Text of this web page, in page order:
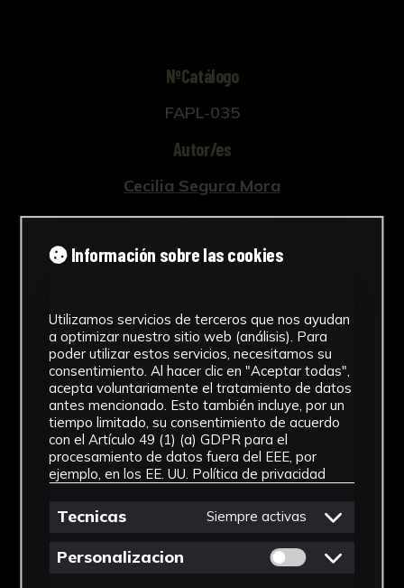
NºCatálogo
FAPL-035
Autor/es
Cecilia Segura Mora
Tipología
Obra Gráfica
2003 - 2004
Ubicación
CICUS. Edificio Madre de Dios
Fondo
Fondo Artes Plásticas
Información sobre las cookies
Utilizamos servicios de terceros que nos ayudan
a optimizar nuestro sitio web (análisis). Para
poder utilizar estos servicios, necesitamos su
consentimiento. Al hacer clic en "Aceptar todas",
acepta voluntariamente el tratamiento de datos
antes mencionado. Esto también incluye, por un
tiempo limitado, su consentimiento de acuerdo
con el Artículo 49 (1) (a) GDPR para el
procesamiento de datos fuera del EEE, por
ejemplo, en los EE. UU. Política de privacidad
Tecnicas Siempre activas
Personalizacion Permitir cookies